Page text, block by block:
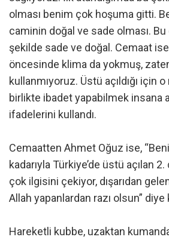
olması benim çok hoşuma gitti.
caminin doğal ve sade olması.
şekilde sade ve doğal. Cemaat
öncesinde klima da yokmuş,
kullanmıyoruz. Üstü açıldığı için
birlikte ibadet yapabilmek insana
ifadelerini kullandı.
Cemaatten Ahmet Oğuz ise,
kadarıyla Türkiye’de üstü açılan
çok ilgisini çekiyor, dışarıdan
Allah yapanlardan razı olsun”
Hareketli kubbe, uzaktan